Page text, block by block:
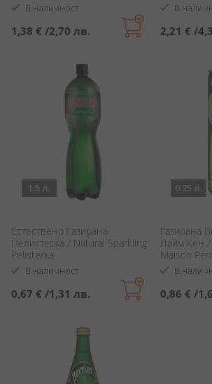
В наличност
1,38 € /2,70 лв.
В
2,21 € /
1.5 л.
Естествено Газирана
Пелистерка / Natural Sparkling
Pelisterka
В наличност
0,67 € /1,31 лв.
0.25 л.
Газирана
Лайм Кен /
Maison
В
0,86 € /